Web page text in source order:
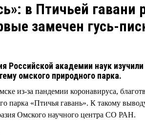
в Птичьей гавани
замечен гусь-
Российской академии наук
омского природного парка.
из-за пандемии коронавируса,
парка «Птичья гавань». К такому
Омского научного центра СО РАН.